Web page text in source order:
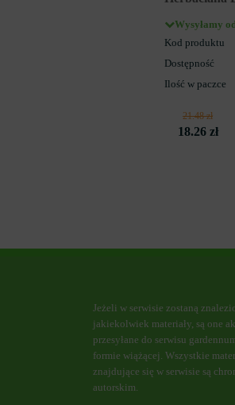
Wysyłamy
Kod produktu
Dostępność
Ilość w paczce
21.48 zł
18.26 zł
Jeżeli w serwisie zostaną
jakiekolwiek materiały, są one
przesyłane do serwisu
formie wiążącej. Wszystkie
znajdujące się w serwisie są
autorskim.